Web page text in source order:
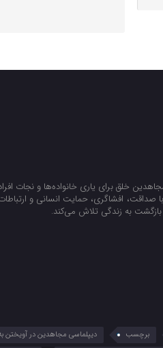
خلق برای یاری خانواده‌ها و نجات
افشاگری، حمایت انسانی و
به زندگی تلاش می‌کند.
برچسب دیپلماسی مجاهدین در آویختن